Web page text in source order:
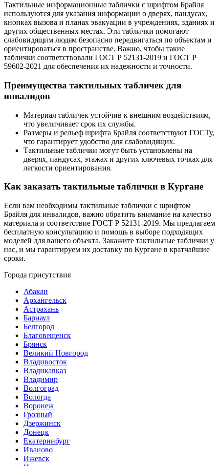
Тактильные информационные таблички с шрифтом Брайля
используются для указания информации о дверях, пандусах,
кнопках вызова и планах эвакуации в учреждениях, зданиях и
других общественных местах. Эти таблички помогают
слабовидящим людям безопасно передвигаться по объектам и
ориентироваться в пространстве. Важно, чтобы такие
таблички соответствовали ГОСТ Р 52131-2019 и ГОСТ Р
59602-2021 для обеспечения их надежности и точности.
Преимущества тактильных табличек для
инвалидов
Материал табличек устойчив к внешним воздействиям,
что увеличивает срок их службы.
Размеры и рельеф шрифта Брайля соответствуют ГОСТу,
что гарантирует удобство для слабовидящих.
Тактильные таблички могут быть установлены на
дверях, пандусах, этажах и других ключевых точках для
легкости ориентирования.
Как заказать тактильные таблички в Кургане
Если вам необходимы тактильные таблички с шрифтом
Брайля для инвалидов, важно обратить внимание на качество
материала и соответствие ГОСТ Р 52131-2019. Мы предлагаем
бесплатную консультацию и помощь в выборе подходящих
моделей для вашего объекта. Закажите тактильные таблички у
нас, и мы гарантируем их доставку по Кургане в кратчайшие
сроки.
Города присутствия
Абакан
Архангельск
Астрахань
Барнаул
Белгород
Благовещенск
Брянск
Великий Новгород
Владивосток
Владикавказ
Владимир
Волгоград
Вологда
Воронеж
Грозный
Дзержинск
Донецк
Екатеринбург
Иваново
Ижевск